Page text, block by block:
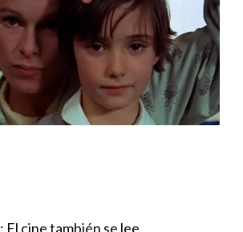
El cine también se lee